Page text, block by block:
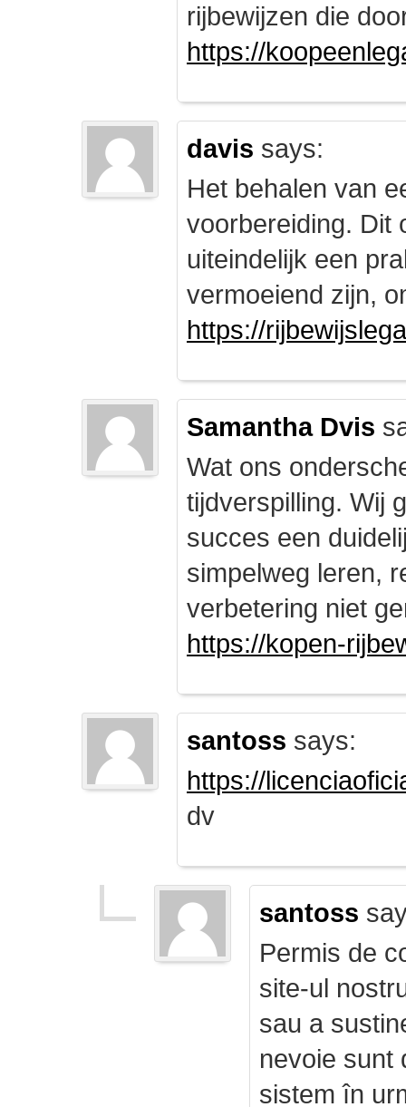
rijbewijzen die
https://
davis says:
Het behalen van
voorbereiding. Dit
uiteindelijk een
vermoeiend zijn,
https://
Samantha Dvis
Wat ons
tijdverspilling. Wij
succes een
simpelweg leren,
verbetering niet
https://kopen-
santoss says:
https://
dv
santoss
Permis de
site-ul
sau a
nevoie sunt
sistem în